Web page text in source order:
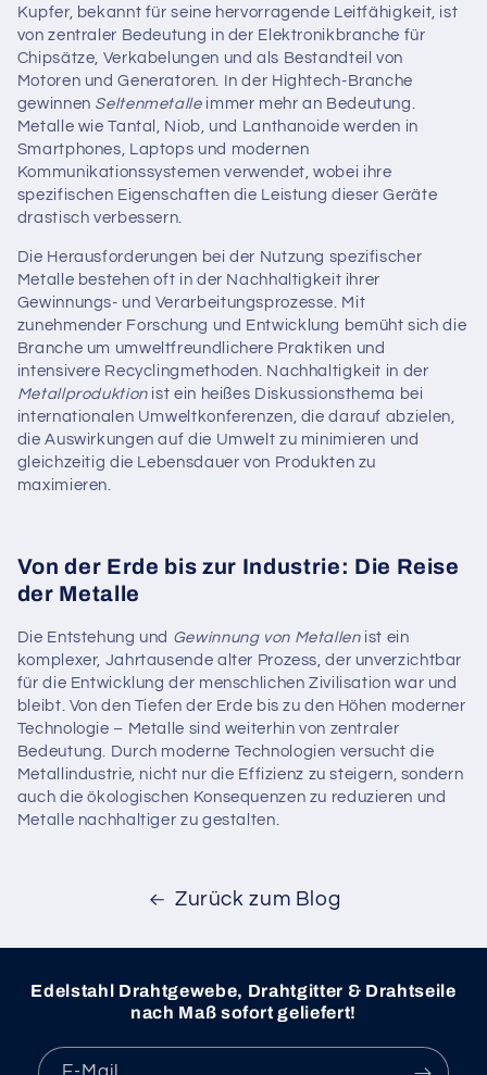
Kupfer, bekannt für seine hervorragende Leitfähigkeit, ist
von zentraler Bedeutung in der Elektronikbranche für
Chipsätze, Verkabelungen und als Bestandteil von
Motoren und Generatoren. In der Hightech-Branche
gewinnen Seltenmetalle immer mehr an Bedeutung.
Metalle wie Tantal, Niob, und Lanthanoide werden in
Smartphones, Laptops und modernen
Kommunikationssystemen verwendet, wobei ihre
spezifischen Eigenschaften die Leistung dieser Geräte
drastisch verbessern.
Die Herausforderungen bei der Nutzung spezifischer
Metalle bestehen oft in der Nachhaltigkeit ihrer
Gewinnungs- und Verarbeitungsprozesse. Mit
zunehmender Forschung und Entwicklung bemüht sich die
Branche um umweltfreundlichere Praktiken und
intensivere Recyclingmethoden. Nachhaltigkeit in der
Metallproduktion ist ein heißes Diskussionsthema bei
internationalen Umweltkonferenzen, die darauf abzielen,
die Auswirkungen auf die Umwelt zu minimieren und
gleichzeitig die Lebensdauer von Produkten zu
maximieren.
Von der Erde bis zur Industrie: Die Reise
der Metalle
Die Entstehung und Gewinnung von Metallenist ein
komplexer, Jahrtausende alter Prozess, der unverzichtbar
für die Entwicklung der menschlichen Zivilisation war und
bleibt. Von den Tiefen der Erde bis zu den Höhen moderner
Technologie – Metalle sind weiterhin von zentraler
Bedeutung. Durch moderne Technologien versucht die
Metallindustrie, nicht nur die Effizienz zu steigern, sondern
auch die ökologischen Konsequenzen zu reduzieren und
Metalle nachhaltiger zu gestalten.
Zurück zum Blog
Edelstahl Drahtgewebe, Drahtgitter & Drahtseile
nach Maß sofort geliefert!